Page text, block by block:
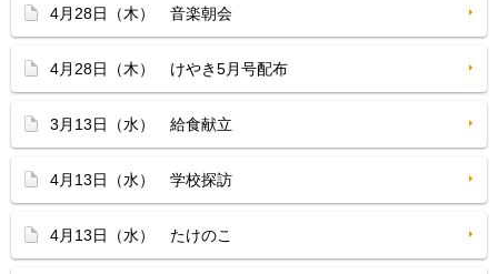
4月28日（木） 音楽朝会
4月28日（木） けやき5月号配布
3月13日（水） 給食献立
4月13日（水） 学校探訪
4月13日（水） たけのこ